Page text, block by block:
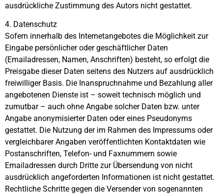
ausdrückliche Zustimmung des Autors nicht gestattet.
4. Datenschutz
Sofern innerhalb des Internetangebotes die Möglichkeit zur
Eingabe persönlicher oder geschäftlicher Daten
(Emailadressen, Namen, Anschriften) besteht, so erfolgt die
Preisgabe dieser Daten seitens des Nutzers auf ausdrücklich
freiwilliger Basis. Die Inanspruchnahme und Bezahlung aller
angebotenen Dienste ist – soweit technisch möglich und
zumutbar – auch ohne Angabe solcher Daten bzw. unter
Angabe anonymisierter Daten oder eines Pseudonyms
gestattet. Die Nutzung der im Rahmen des Impressums oder
vergleichbarer Angaben veröffentlichten Kontaktdaten wie
Postanschriften, Telefon- und Faxnummern sowie
Emailadressen durch Dritte zur Übersendung von nicht
ausdrücklich angeforderten Informationen ist nicht gestattet.
Rechtliche Schritte gegen die Versender von sogenannten